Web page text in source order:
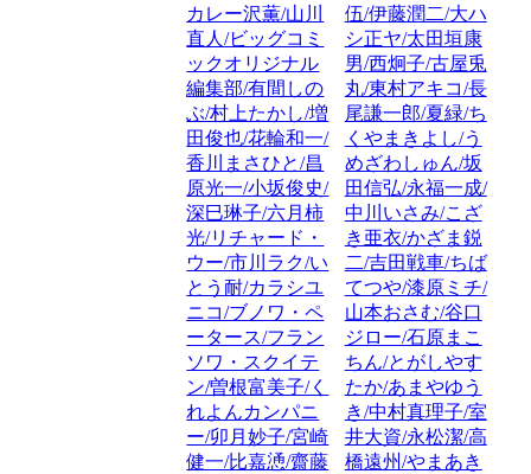
カレー沢薫/山川
直人/ビッグコミ
ックオリジナル
編集部/有間しの
ぶ/村上たかし/増
田俊也/花輪和一/
香川まさひと/昌
原光一/小坂俊史/
深巳琳子/六月柿
光/リチャード・
ウー/市川ラク/い
とう耐/カラシユ
ニコ/ブノワ・ペ
ータース/フラン
ソワ・スクイテ
ン/曽根富美子/く
れよんカンパニ
ー/卯月妙子/宮崎
健一/比嘉慂/齋藤
伍/伊藤潤二/大ハ
シ正ヤ/太田垣康
男/西炯子/古屋兎
丸/東村アキコ/長
尾謙一郎/夏緑/ち
くやまきよし/う
めざわしゅん/坂
田信弘/永福一成/
中川いさみ/こざ
き亜衣/かざま鋭
二/吉田戦車/ちば
てつや/漆原ミチ/
山本おさむ/谷口
ジロー/石原まこ
ちん/とがしやす
たか/あまやゆう
き/中村真理子/室
井大資/永松潔/高
橋遠州/やまあき